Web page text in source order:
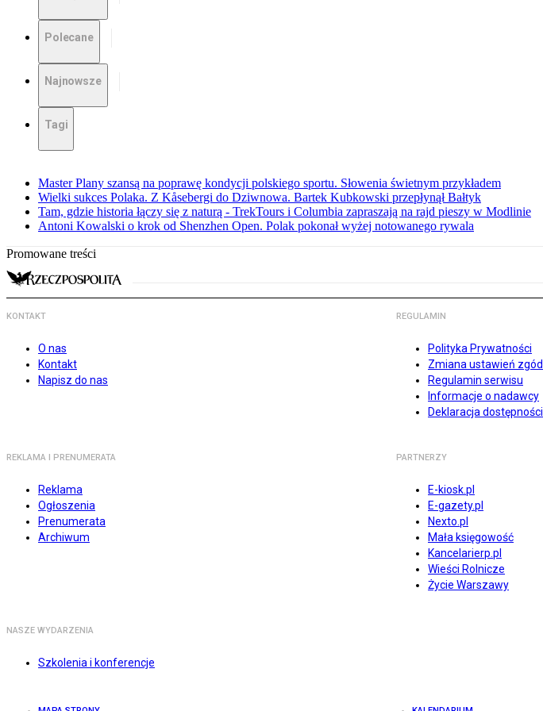
Polecane
Najnowsze
Tagi
Master Plany szansą na poprawę kondycji polskiego sportu. Słowenia świetnym przykładem
Wielki sukces Polaka. Z Kåsebergi do Dziwnowa. Bartek Kubkowski przepłynął Bałtyk
Tam, gdzie historia łączy się z naturą - TrekTours i Columbia zapraszają na rajd pieszy w Modlinie
Antoni Kowalski o krok od Shenzhen Open. Polak pokonał wyżej notowanego rywala
Promowane treści
KONTAKT
O nas
Kontakt
Napisz do nas
REGULAMIN
Polityka Prywatności
Zmiana ustawień zgód
Regulamin serwisu
Informacje o nadawcy
Deklaracja dostępności
REKLAMA I PRENUMERATA
Reklama
Ogłoszenia
Prenumerata
Archiwum
PARTNERZY
E-kiosk.pl
E-gazety.pl
Nexto.pl
Mała księgowość
Kancelarierp.pl
Wieści Rolnicze
Życie Warszawy
NASZE WYDARZENIA
Szkolenia i konferencje